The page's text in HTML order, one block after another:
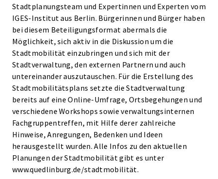
Stadtplanungsteam und Expertinnen und Experten vom
IGES-Institut aus Berlin. Bürgerinnen und Bürger haben
bei diesem Beteiligungsformat abermals die
Möglichkeit, sich aktiv in die Diskussion um die
Stadtmobilität einzubringen und sich mit der
Stadtverwaltung, den externen Partnern und auch
untereinander auszutauschen. Für die Erstellung des
Stadtmobilitätsplans setzte die Stadtverwaltung
bereits auf eine Online-Umfrage, Ortsbegehungen und
verschiedene Workshops sowie verwaltungsinternen
Fachgruppentreffen, mit Hilfe derer zahlreiche
Hinweise, Anregungen, Bedenken und Ideen
herausgestellt wurden. Alle Infos zu den aktuellen
Planungen der Stadtmobilität gibt es unter
www.quedlinburg.de/stadtmobilität.